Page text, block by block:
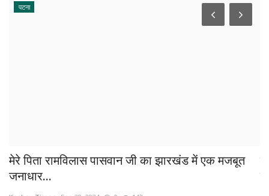
पटना
मेरे पिता रामविलास पासवान जी का झारखंड में एक मजबूत
जनाधार...